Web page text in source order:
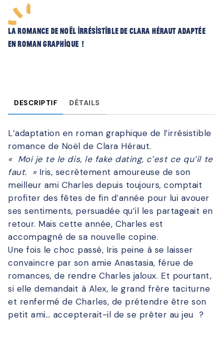
La romance de Noël irrésistible de Clara Héraut adaptée
en roman graphique !
DESCRIPTIF DÉTAILS
L’adaptation en roman graphique de l’irrésistible
romance de Noël de Clara Héraut.
« Moi je te le dis, le fake dating, c’est ce qu’il te
faut. » Iris, secrètement amoureuse de son
meilleur ami Charles depuis toujours, comptait
profiter des fêtes de fin d’année pour lui avouer
ses sentiments, persuadée qu’il les partageait en
retour. Mais cette année, Charles est
accompagné de sa nouvelle copine.
Une fois le choc passé, Iris peine à se laisser
convaincre par son amie Anastasia, férue de
romances, de rendre Charles jaloux. Et pourtant,
si elle demandait à Alex, le grand frère taciturne
et renfermé de Charles, de prétendre être son
petit ami… accepterait-il de se prêter au jeu ?